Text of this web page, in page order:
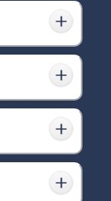
艺术涂
适配”双